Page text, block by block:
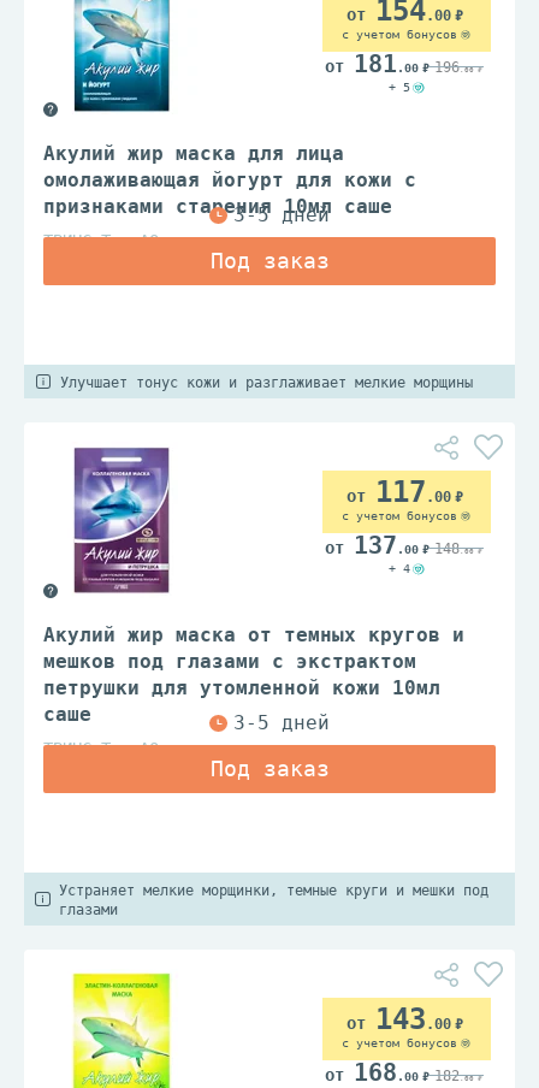
Акулий жир маска для лица
омолаживающая йогурт для кожи с
признаками старения 10мл саше
ТВИНС Тэк АО
154.00
с учетом бонусов
181 .00 196.00
+ 5
Улучшает тонус кожи и разглаживает мелкие морщины
Акулий жир маска от темных кругов и
мешков под глазами с экстрактом
петрушки для утомленной кожи 10мл
саше
ТВИНС Тэк АО
117 .00
с учетом бонусов
137 .00 148.00
+ 4
Устраняет мелкие морщинки, темные круги и мешки под
глазами
143 .00
с учетом бонусов
168 .00 182.00